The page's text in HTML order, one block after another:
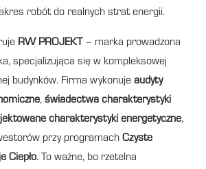
robót do realnych strat energii.
RW PROJEKT – marka prowadzona
specjalizująca się w kompleksowej
budynków. Firma wykonuje audyty
, świadectwa charakterystyki
charakterystyki energetyczne,
przy programach Czyste
Ciepło. To ważne, bo rzetelna